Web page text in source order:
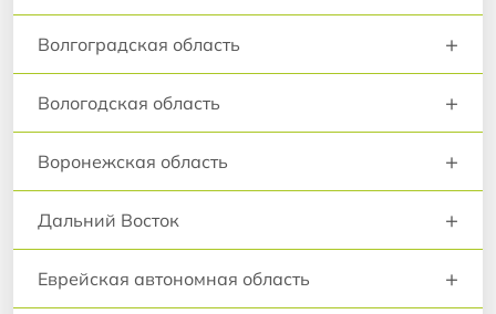
Волгоградская область +
Вологодская область +
Воронежская область +
Дальний Восток +
Еврейская автономная область +